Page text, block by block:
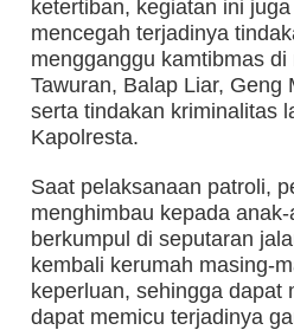
ketertiban, kegiatan ini
mencegah terjadinya
mengganggu kamtibmas
Tawuran, Balap Liar, Geng
serta tindakan kriminalitas
Kapolresta.
Saat pelaksanaan patroli,
menghimbau kepada
berkumpul di seputaran
kembali kerumah masing-
keperluan, sehingga dapat
dapat memicu terjadinya